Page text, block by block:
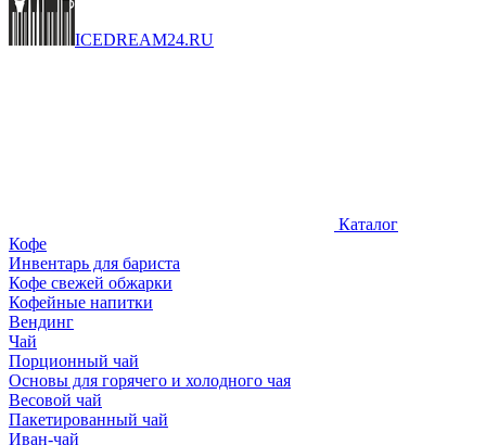
ICEDREAM24.RU
Каталог
Кофе
Инвентарь для бариста
Кофе свежей обжарки
Кофейные напитки
Вендинг
Чай
Порционный чай
Основы для горячего и холодного чая
Весовой чай
Пакетированный чай
Иван-чай